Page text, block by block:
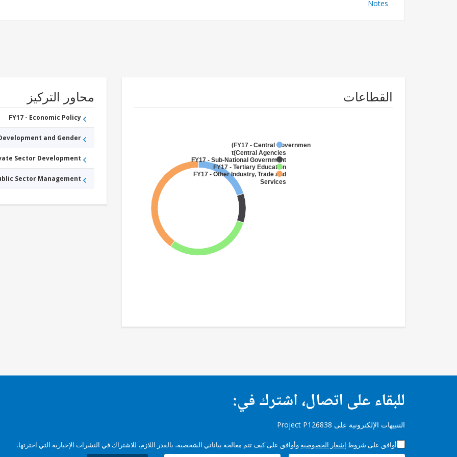
Notes
القطاعات
FY17 - Central Government
(Central Agencies
)
FY17 - Sub-National Government
FY17 - Tertiary Education
FY17 - Other Industry, Trade and
Services
محاور التركيز
FY17 - Economic Policy
and Gender
Sector Development
Sector Management
للبقاء على اتصال، اشترك في:
التنبيهات الإلكترونية على Project P126838
أوافق على شروط إشعار الخصوصية وأوافق على كيف تتم معالجة بياناتي الشخصية، بالقدر اللازم، للاشتراك في النشرات الإخبارية التي اخترتها.